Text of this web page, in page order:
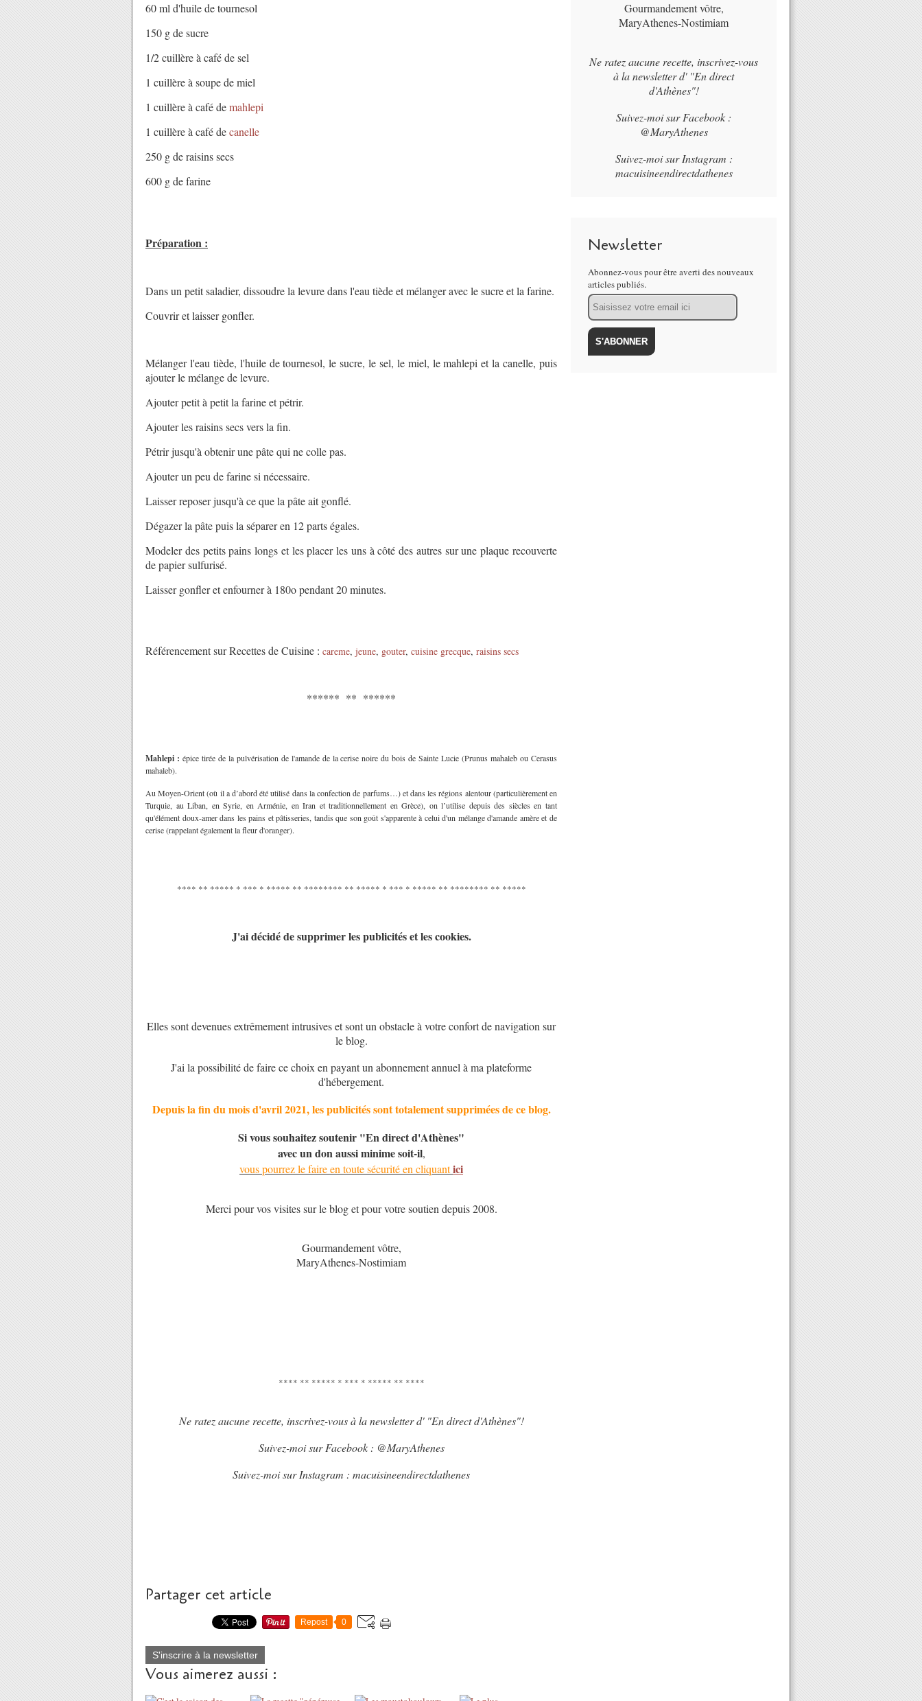
60 ml d'huile de tournesol
150 g de sucre
1/2 cuillère à café de sel
1 cuillère à soupe de miel
1 cuillère à café demahlepi
1 cuillère à café decanelle
250 g de raisins secs
600 g de farine
Préparation :
Dans un petit saladier, dissoudre la levure dans l'eau tiède et mélanger avec le sucre et la farine.
Couvrir et laisser gonfler.
Mélanger l'eau tiède, l'huile de tournesol, le sucre, le sel, le miel, le mahlepi et la canelle, puis
ajouter le mélange de levure.
Ajouter petit à petit la farine et pétrir.
Ajouter les raisins secs vers la fin.
Pétrir jusqu'à obtenir une pâte qui ne colle pas.
Ajouter un peu de farine si nécessaire.
Laisser reposer jusqu'à ce que la pâte ait gonflé.
Dégazer la pâte puis la séparer en 12 parts égales.
Modeler des petits pains longs et les placer les uns à côté des autres sur une plaque recouverte
de papier sulfurisé.
Laisser gonfler et enfourner à 180o pendant 20 minutes.
Référencement sur Recettes de Cuisine : careme, jeune, gouter, cuisine grecque, raisins secs
****** ** ******
Mahlepi : épice tirée de la pulvérisation de l'amande de la cerise noire du bois de Sainte Lucie (Prunus mahaleb ou Cerasus
mahaleb).
Au Moyen-Orient (où il a d’abord été utilisé dans la confection de parfums…) et dans les régions alentour (particulièrement en
Turquie, au Liban, en Syrie, en Arménie, en Iran et traditionnellement en Grèce), on l’utilise depuis des siècles en tant
qu'élément doux-amer dans les pains et pâtisseries, tandis que son goût s'apparente à celui d'un mélange d'amande amère et de
cerise (rappelant également la fleur d'oranger).
**** ** ***** * *** * ***** ** ******** ** ***** * *** * ***** ** ******** ** *****
J'ai décidé de supprimer les publicités et les cookies.
Elles sont devenues extrêmement intrusives et sont un obstacle à votre confort de navigation sur
le blog.
J'ai la possibilité de faire ce choix en payant un abonnement annuel à ma plateforme
d'hébergement.
Depuis la fin du mois d'avril 2021, les publicités sont totalement supprimées de ce blog.
Si vous souhaitez soutenir "En direct d'Athènes"
avec un don aussi minime soit-il,
vous pourrez le faire en toute sécurité en cliquantici
Merci pour vos visites sur le blog et pour votre soutien depuis 2008.
Gourmandement vôtre,
MaryAthenes-Nostimiam
**** ** ***** * *** * ***** ** ****
Ne ratez aucune recette, inscrivez-vous à la newsletter d' "En direct d'Athènes"!
Suivez-moi sur Facebook : @MaryAthenes
Suivez-moi sur Instagram : macuisineendirectdathenes
Partager cet article
Repost 0
S'inscrire à la newsletter
Vous aimerez aussi :
Gourmandement vôtre,
MaryAthenes-Nostimiam
Ne ratez aucune recette, inscrivez-vous
à la newsletter d' "En direct
d'Athènes"!
Suivez-moi sur Facebook :
@MaryAthenes
Suivez-moi sur Instagram :
macuisineendirectdathenes
Newsletter
Abonnez-vous pour être averti des nouveaux
articles publiés.
Email